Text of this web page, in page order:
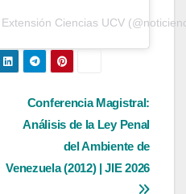
Ciencias UCV
Conferencia Magistral:
Análisis de la Ley Penal
del Ambiente de
Venezuela (2012) | JIE 2026